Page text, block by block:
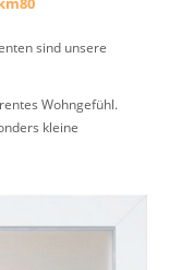
sind unsere
Wohngefühl.
kleine